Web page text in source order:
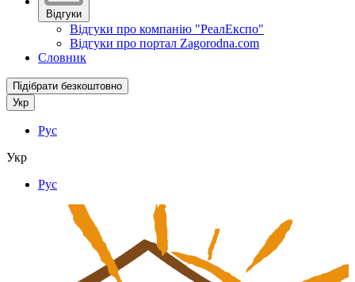
Відгуки
Відгуки про компанію "РеалЕкспо"
Відгуки про портал Zagorodna.com
Словник
Підібрати безкоштовно
Укр
Рус
Укр
Рус